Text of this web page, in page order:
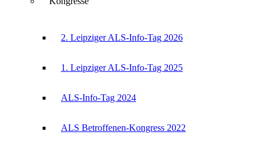
2. Leipziger ALS-Info-Tag 2026
1. Leipziger ALS-Info-Tag 2025
ALS-Info-Tag 2024
ALS Betroffenen-Kongress 2022